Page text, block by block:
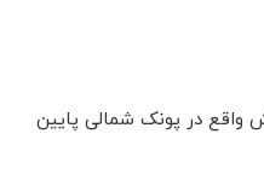
واقع در پونک شمالی پایین